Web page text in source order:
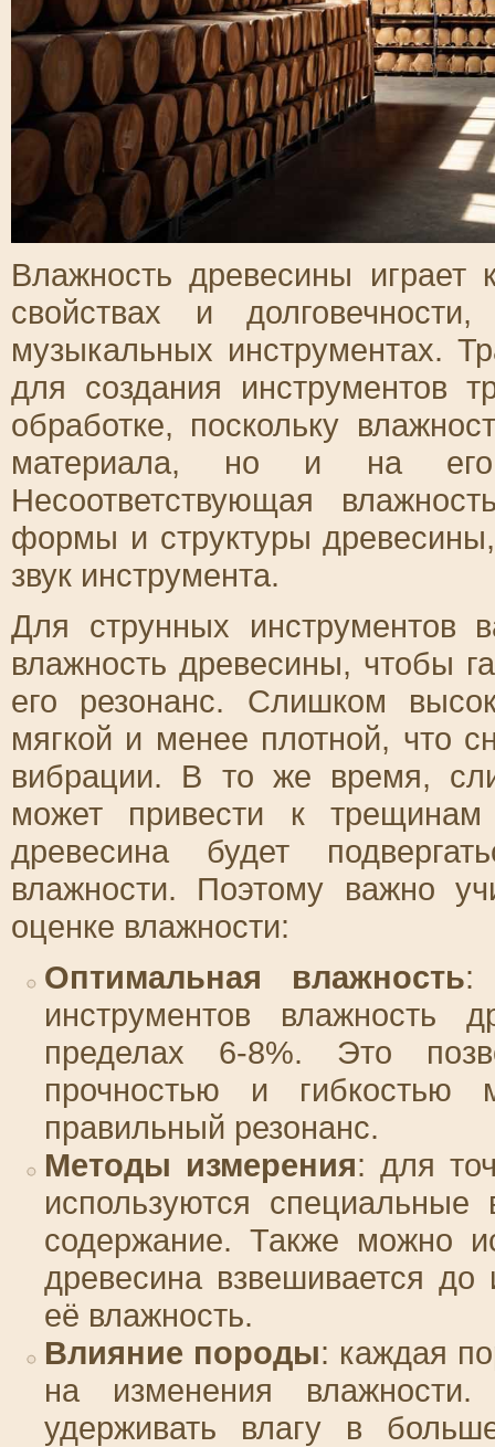
Влажность древесины играет
свойствах и
музыкальных инструментах.
для создания инструментов
обработке, поскольку
материала, но и на его
Несоответствующая
формы и структуры
звук инструмента.
Для струнных инструментов
влажность древесины, чтобы
его резонанс. Слишком
мягкой и менее плотной, что
вибрации. В то же время,
может привести к
древесина будет
влажности. Поэтому важно
оценке влажности:
Оптимальная влажность:
инструментов влажность
пределах 6-8%. Это
прочностью и гибкостью
правильный резонанс.
Методы измерения: для
используются
содержание. Также можно
древесина взвешивается
её влажность.
Влияние породы: каждая
на изменения
удерживать влагу в